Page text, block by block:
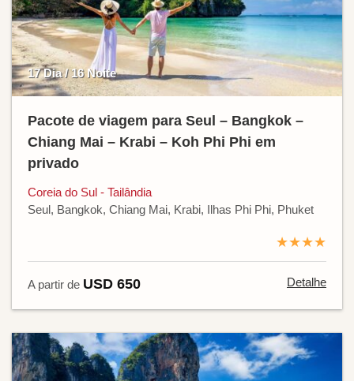
17 Dia / 16 Noite
Pacote de viagem para Seul – Bangkok –
Chiang Mai – Krabi – Koh Phi Phi em
privado
Coreia do Sul - Tailândia
Seul, Bangkok, Chiang Mai, Krabi, Ilhas Phi Phi, Phuket
★★★★
A partir de USD 650 Detalhe